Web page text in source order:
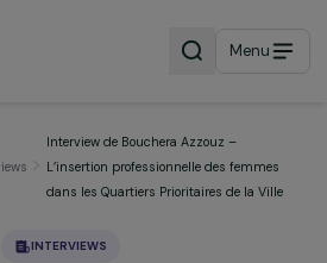
Menu
L’insertion professionnelle des